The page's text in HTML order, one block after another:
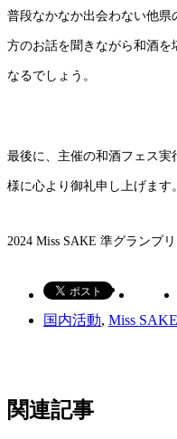
普段なかなか出会わない他
方のお話を聞きながら和酒
なるでしょう。
最後に、主催の和酒フェス
様に心より御礼申し上げます
2024 Miss SAKE 準グランプ
国内活動, Miss
関連記事